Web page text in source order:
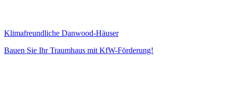
Klimafreundliche Danwood-Häuser
Bauen Sie Ihr Traumhaus mit KfW-Förderung!